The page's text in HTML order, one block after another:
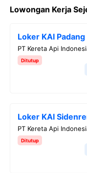
c
i
t
e
r
l
g
r
a
s
A
Lowongan Kerja
Loker KAI Padang
PT Kereta Api
Ditutup
Loker KAI
PT Kereta Api
Ditutup